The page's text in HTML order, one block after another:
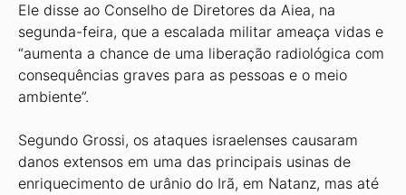
Ele disse ao Conselho de Diretores da Aiea, na
segunda-feira, que a escalada militar ameaça vidas e
“aumenta a chance de uma liberação radiológica com
consequências graves para as pessoas e o meio
ambiente”.
Segundo Grossi, os ataques israelenses causaram
danos extensos em uma das principais usinas de
enriquecimento de urânio do Irã, em Natanz, mas até